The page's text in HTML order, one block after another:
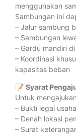
menggunakan
Sambungan ini
– Jalur sambung
– Sambungan
– Gardu mandiri
– Koordinasi
kapasitas beban
📝 Syarat
Untuk
– Bukti legal usaha
– Denah lokasi
– Surat